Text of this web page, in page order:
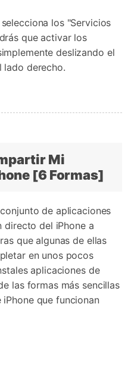
los "Servicios
que activar los
deslizando el
lado derecho.
Mi
[6 Formas]
de aplicaciones
directo del iPhone a
que algunas de ellas
en unos pocos
aplicaciones de
las formas más sencillas
que funcionan